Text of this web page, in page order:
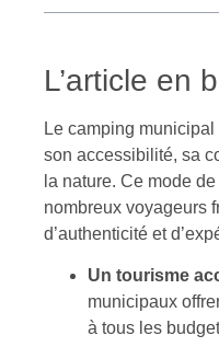
L’article en
Le camping
son accessibilité, sa
la nature. Ce mode
nombreux voyageurs
d’authenticité et
Un tourisme
municipaux
à tous les